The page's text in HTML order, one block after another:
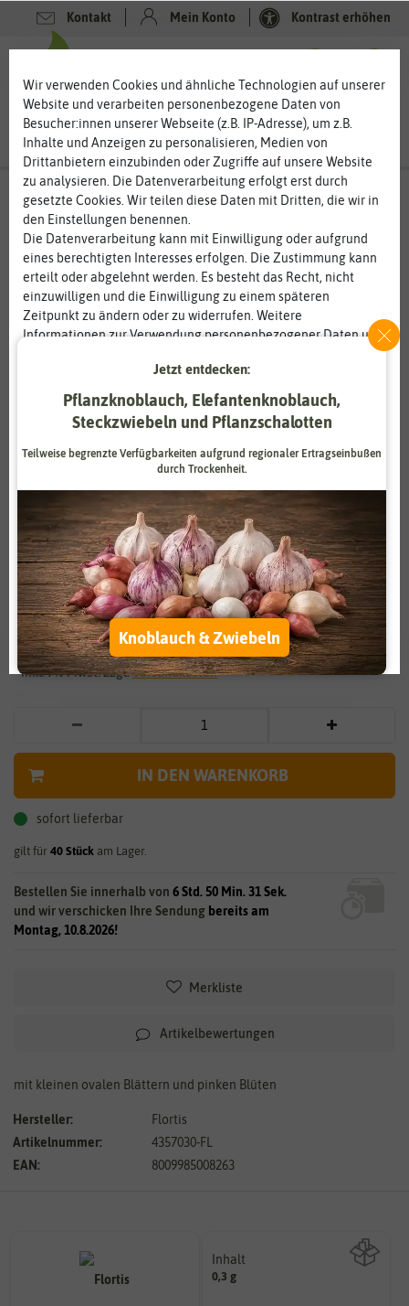
Kontakt Mein Konto Kontrast erhöhen
Vergrößern durch berühren
Oregano
2,79 €
*
* inkl. 7% MwSt. zzgl.Versandkosten
IN DEN WARENKORB
sofort lieferbar
gilt für 40 Stück am Lager.
Bestellen Sie innerhalb von 6 Std. 50 Min. 30 Sek.
und wir verschicken Ihre Sendung bereits am
Montag, 10.8.2026!
Merkliste
Artikelbewertungen
mit kleinen ovalen Blättern und pinken Blüten
Hersteller:
Flortis
Artikelnummer:
4357030-FL
EAN:
8009985008263
Inhalt
0,3 g
Wir verwenden Cookies und ähnliche Technologien auf unserer
Website und verarbeiten personenbezogene Daten von
Besucher:innen unserer Webseite (z.B. IP-Adresse), um z.B.
Inhalte und Anzeigen zu personalisieren, Medien von
Drittanbietern einzubinden oder Zugriffe auf unsere Website
zu analysieren. Die Datenverarbeitung erfolgt erst durch
gesetzte Cookies. Wir teilen diese Daten mit Dritten, die wir in
den Einstellungen benennen.
Die Datenverarbeitung kann mit Einwilligung oder aufgrund
eines berechtigten Interesses erfolgen. Die Zustimmung kann
erteilt oder abgelehnt werden. Es besteht das Recht, nicht
einzuwilligen und die Einwilligung zu einem späteren
Zeitpunkt zu ändern oder zu widerrufen. Weitere
Informationen zur Verwendung personenbezogener Daten und
Essenziell Statistik
Zahlungsdienstleister Marketing
Externe Medien Funktional
Weitere Einstellungen
Alle akzeptieren
Alle ablehnen
Auswahl akzeptieren
Jetzt entdecken:
Pflanzknoblauch, Elefantenknoblauch,
Steckzwiebeln und Pflanzschalotten
Teilweise begrenzte Verfügbarkeiten aufgrund regionaler Ertragseinbußen
durch Trockenheit.
Knoblauch & Zwiebeln